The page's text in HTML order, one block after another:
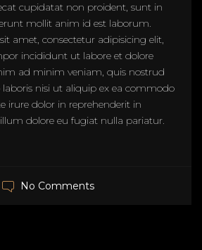
cupidatat non proident, sunt in
mollit anim id est laborum.
amet, consectetur adipisicing elit,
incididunt ut labore et dolore
ad minim veniam, quis nostrud
nisi ut aliquip ex ea commodo
irure dolor in reprehenderit in
dolore eu fugiat nulla pariatur.
No Comments